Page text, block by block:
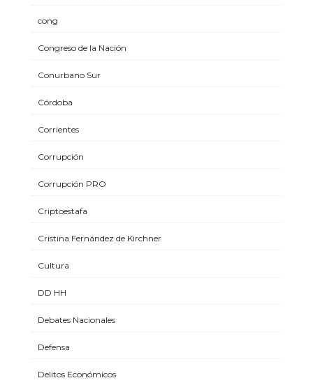
cong
Congreso de la Nación
Conurbano Sur
Córdoba
Corrientes
Corrupción
Corrupción PRO
Criptoestafa
Cristina Fernández de Kirchner
Cultura
DD HH
Debates Nacionales
Defensa
Delitos Económicos